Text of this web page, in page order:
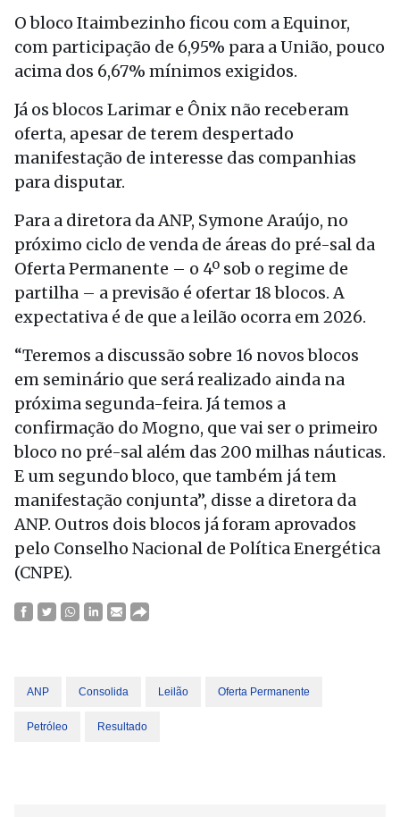
O bloco Itaimbezinho ficou com a Equinor,
com participação de 6,95% para a União, pouco
acima dos 6,67% mínimos exigidos.
Já os blocos Larimar e Ônix não receberam
oferta, apesar de terem despertado
manifestação de interesse das companhias
para disputar.
Para a diretora da ANP, Symone Araújo, no
próximo ciclo de venda de áreas do pré-sal da
Oferta Permanente – o 4º sob o regime de
partilha – a previsão é ofertar 18 blocos. A
expectativa é de que a leilão ocorra em 2026.
“Teremos a discussão sobre 16 novos blocos
em seminário que será realizado ainda na
próxima segunda-feira. Já temos a
confirmação do Mogno, que vai ser o primeiro
bloco no pré-sal além das 200 milhas náuticas.
E um segundo bloco, que também já tem
manifestação conjunta”, disse a diretora da
ANP. Outros dois blocos já foram aprovados
pelo Conselho Nacional de Política Energética
(CNPE).
ANP Consolida Leilão Oferta Permanente
Petróleo Resultado